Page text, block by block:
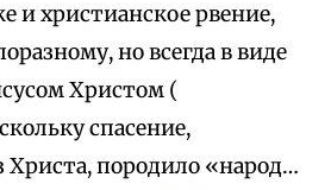
и христианское рвение,
но всегда в виде
Христом (
спасение,
Христа, породило «народ…